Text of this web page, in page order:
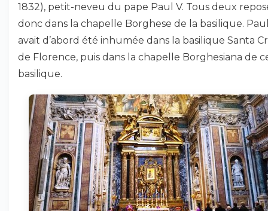
1832), petit-neveu du pape Paul V. Tous deux
donc dans la chapelle Borghese de la basilique.
avait d’abord été inhumée dans la basilique Santa
de Florence, puis dans la chapelle Borghesiana de
basilique.